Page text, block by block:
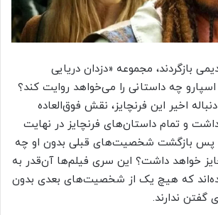
بازگردند، مجموعه «دزدان دریایی
چه داستانی را می‌خواهد روایت کند؟
اخیر این فرنچایز، نقش فوق‌العاده
و تمام داستان‌های فرنچایز در نهایت
بازگشت شخصیت‌های قبلی بدون او چه
خواهد داشت؟ این سری فیلم‌ها آن‌قدر به
که هیچ یک از شخصیت‌های بعدی بدون
گفتن ندارند.